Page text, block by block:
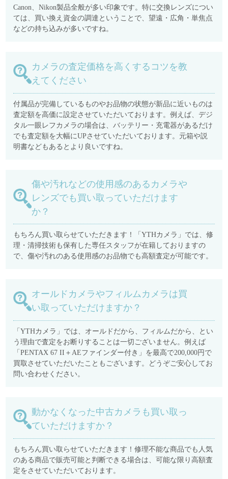
Canon、Nikon製品全般が多い印象です。特に交換レンズについ
ては、買い換え資金の調達ということで、望遠・広角・単焦点
などの持ち込みが多いですね。
カメラの査定価格を高くするコツを教
えてください
付属品が完備しているものやお品物の状態が新品に近いものは
査定額を高価に設定させていただいております。例えば、デジ
タル一眼レフカメラの場合は、バッテリー・充電器があるだけ
でも査定額を大幅にUPさせていただいております。元箱や説
明書などもあるとより良いですね。
傷や汚れなどの使用感のあるカメラや
レンズでも買い取っていただけます
か？
もちろん買い取らせていただきます！「YTHカメラ」では、修
理・清掃技術も保有した専任スタッフが在籍しておりますの
で、傷や汚れのある使用感のお品物でも高額査定が可能です。
オールドカメラやフィルムカメラは買
い取っていただけますか？
「YTHカメラ」では、オールドだから、フィルムだから、とい
う理由で査定をお断りすることは一切ございません。例えば
「PENTAX 67 II＋AEファインダー付き」を最高で200,000円で
買取させていただいたこともございます。どうぞご安心してお
問い合わせください。
動かなくなった中古カメラも買い取っ
ていただけますか？
もちろん買い取らせていただきます！修理不能な商品でも人気
のある商品で販売可能と判断できる場合は、可能な限り高額査
定をさせていただいております。